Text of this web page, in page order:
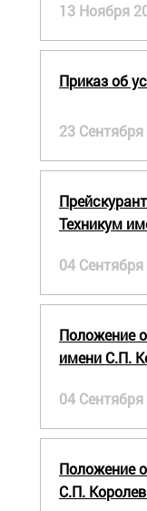
13 Ноября
Приказ об
23
Техникум
04
Положение
имени С.П.
04
Положение
С.П.